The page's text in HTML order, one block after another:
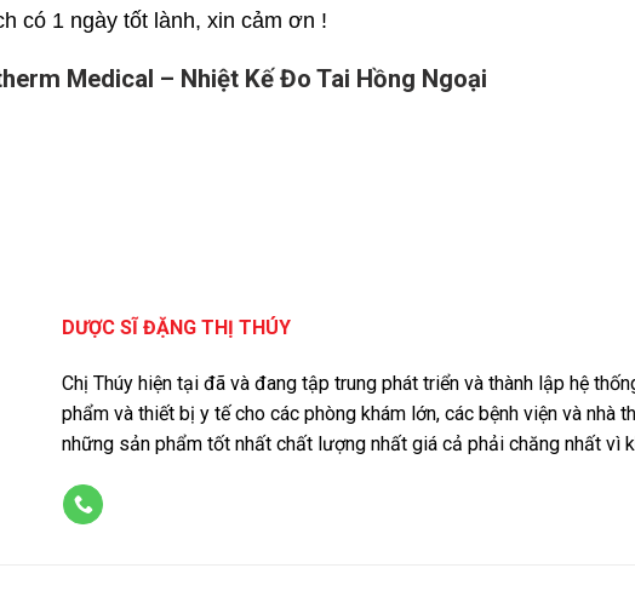
có 1 ngày tốt lành, xin cảm ơn !
Medical – Nhiệt Kế Đo Tai Hồng Ngoại
DƯỢC SĨ ĐẶNG THỊ THÚY
Chị Thúy hiện tại đã và đang tập trung phát triển và thành lập hệ
phẩm và thiết bị y tế cho các phòng khám lớn, các bệnh viện và nhà
những sản phẩm tốt nhất chất lượng nhất giá cả phải chăng nhất vì